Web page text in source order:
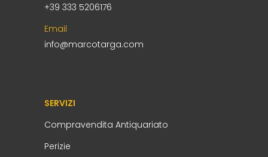
+39 333 5206176
Email
info@marcotarga.com
SERVIZI
Compravendita Antiquariato
Perizie